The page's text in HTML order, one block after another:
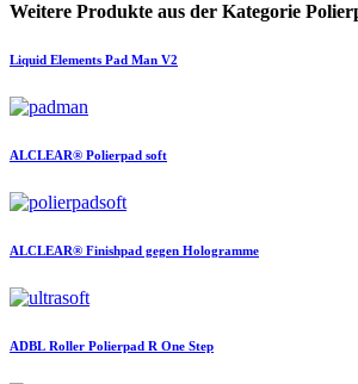
Weitere Produkte aus der Kategorie
Liquid Elements Pad Man V2
ALCLEAR® Polierpad soft
ALCLEAR® Finishpad gegen Hologramme
ADBL Roller Polierpad R One Step